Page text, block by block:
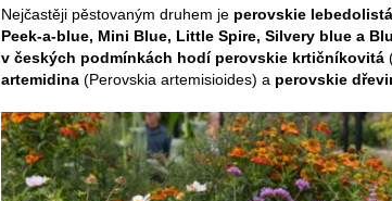
Nejčastěji pěstovaným druhem je perovskie lebedolistá
Peek-a-blue, Mini Blue, Little Spire, Silvery blue a
v českých podmínkách hodí perovskie krtičníkovitá
artemidina (Perovskia artemisioides) a perovskie